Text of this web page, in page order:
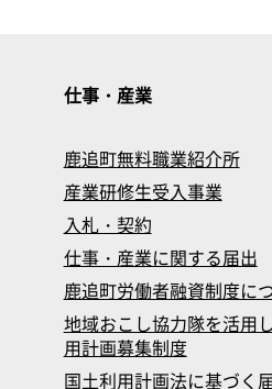
仕事・産業
鹿追町無料職業紹介所
産業研修生受入事業
入札・契約
仕事・産業に関する届出
鹿追町労働者融資制度に
地域おこし協力隊を活用
用計画募集制度
国土利用計画法に基づく